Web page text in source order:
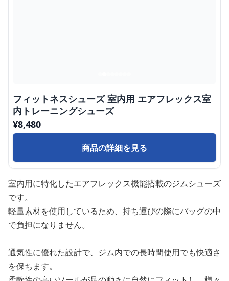
フィットネスシューズ 室内用 エアフレックス室
内トレーニングシューズ
¥8,480
商品の詳細を見る
室内用に特化したエアフレックス機能搭載のジムシューズ
です。
軽量素材を使用しているため、持ち運びの際にバッグの中
で負担になりません。
通気性に優れた設計で、ジム内での長時間使用でも快適さ
を保ちます。